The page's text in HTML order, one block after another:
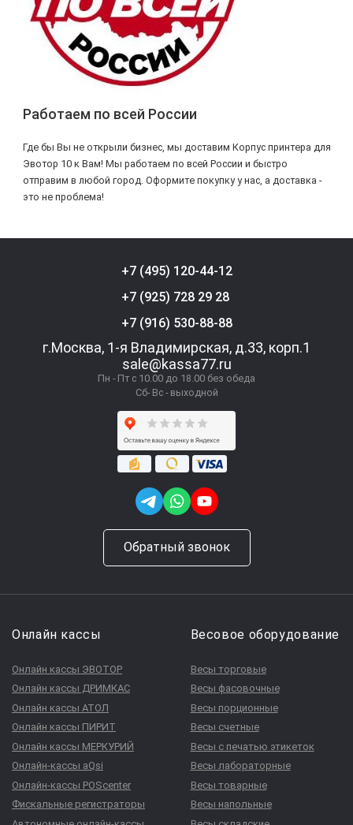
Работаем по всей России
Где бы Вы не открыли бизнес, мы доставим Корпус принтера для
Эвотор 10 к Вам! Мы работаем по всей России и быстро
отправим в любой город. Оформите покупку у нас, а доставка -
это не проблема!
+7 (495) 120-44-12
+7 (925) 728 29 28
+7 (916) 530-88-88
г.Москва, 1-я Владимирская, д.33, корп.1
sale@kassa77.ru
Пн - Пт с 10.00 до 18.00 без обеда
Сб- Вс - выходной
Обратный звонок
Онлайн кассы
Онлайн кассы ЭВОТОР
Онлайн кассы ДРИМКАС
Онлайн кассы АТОЛ
Онлайн кассы ПИРИТ
Онлайн кассы МЕРКУРИЙ
Онлайн-кассы aQsi
Онлайн-кассы POScenter
Фискальные регистраторы
Весовое оборудование
Весы торговые
Весы фасовочные
Весы порционные
Весы счетные
Весы с печатью этикеток
Весы лабораторные
Весы товарные
Весы напольные